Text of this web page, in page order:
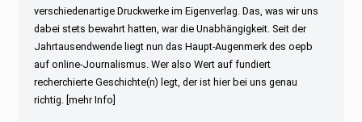
verschiedenartige Druckwerke im Eigenverlag. Das, was wir uns
dabei stets bewahrt hatten, war die Unabhängigkeit. Seit der
Jahrtausendwende liegt nun das Haupt-Augenmerk des oepb
auf online-Journalismus. Wer also Wert auf fundiert
recherchierte Geschichte(n) legt, der ist hier bei uns genau
richtig.
[mehr Info]